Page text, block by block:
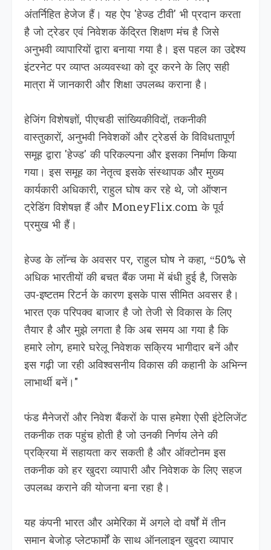
अंतर्निहित हेजेज हैं। यह ऐप 'हेज्ड टीवी' भी प्रदान करता
है जो ट्रेडर एवं निवेशक केंद्रित शिक्षण मंच है जिसे
अनुभवी व्यापारियों द्वारा बनाया गया है। इस पहल का उद्देश्य
इंटरनेट पर व्याप्त अव्यवस्था को दूर करने के लिए सही
मात्रा में जानकारी और शिक्षा उपलब्ध कराना है।
हेजिंग विशेषज्ञों, पीएचडी सांख्यिकीविदों, तकनीकी
वास्तुकारों, अनुभवी निवेशकों और ट्रेडर्स के विविधतापूर्ण
समूह द्वारा 'हेज्ड' की परिकल्पना और इसका निर्माण किया
गया। इस समूह का नेतृत्व इसके संस्थापक और मुख्य
कार्यकारी अधिकारी, राहुल घोष कर रहे थे, जो ऑप्शन
ट्रेडिंग विशेषज्ञ हैं और MoneyFlix.com के पूर्व
प्रमुख भी हैं।
हेज्ड के लॉन्च के अवसर पर, राहुल घोष ने कहा, “50% से
अधिक भारतीयों की बचत बैंक जमा में बंधी हुई है, जिसके
उप-इष्टतम रिटर्न के कारण इसके पास सीमित अवसर है।
भारत एक परिपक्व बाजार है जो तेजी से विकास के लिए
तैयार है और मुझे लगता है कि अब समय आ गया है कि
हमारे लोग, हमारे घरेलू निवेशक सक्रिय भागीदार बनें और
इस गढ़ी जा रही अविश्वसनीय विकास की कहानी के अभिन्न
लाभार्थी बनें।"
फंड मैनेजरों और निवेश बैंकरों के पास हमेशा ऐसी इंटेलिजेंट
तकनीक तक पहुंच होती है जो उनकी निर्णय लेने की
प्रक्रिया में सहायता कर सकती है और ऑक्टोनम इस
तकनीक को हर खुदरा व्यापारी और निवेशक के लिए सहज
उपलब्ध कराने की योजना बना रहा है।
यह कंपनी भारत और अमेरिका में अगले दो वर्षों में तीन
समान बेजोड़ प्लेटफार्मों के साथ ऑनलाइन खुदरा व्यापार